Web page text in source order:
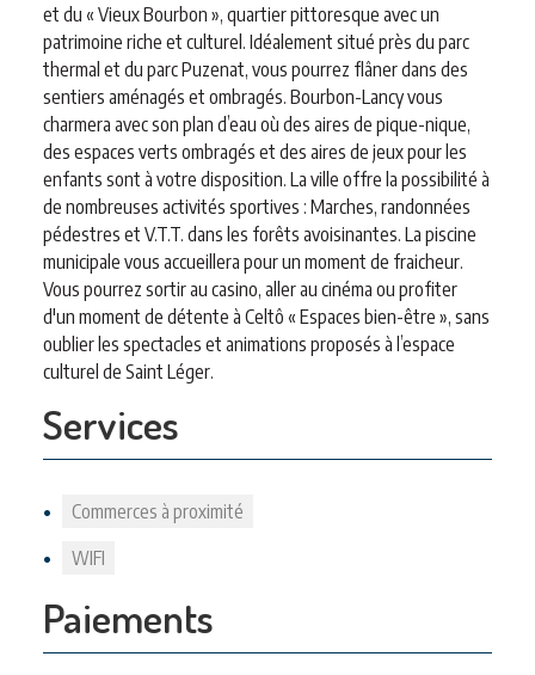
et du « Vieux Bourbon », quartier pittoresque avec un
patrimoine riche et culturel. Idéalement situé près du parc
thermal et du parc Puzenat, vous pourrez flâner dans des
sentiers aménagés et ombragés. Bourbon-Lancy vous
charmera avec son plan d’eau où des aires de pique-nique,
des espaces verts ombragés et des aires de jeux pour les
enfants sont à votre disposition. La ville offre la possibilité à
de nombreuses activités sportives : Marches, randonnées
pédestres et V.T.T. dans les forêts avoisinantes. La piscine
municipale vous accueillera pour un moment de fraicheur.
Vous pourrez sortir au casino, aller au cinéma ou profiter
d'un moment de détente à Celtô « Espaces bien-être », sans
oublier les spectacles et animations proposés à l’espace
culturel de Saint Léger.
Services
Commerces à proximité
WIFI
Paiements